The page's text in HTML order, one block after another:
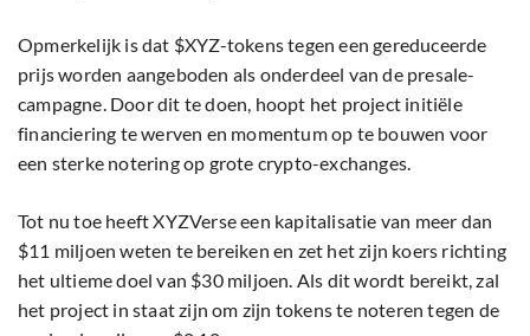
Opmerkelijk is dat $XYZ-tokens tegen een gereduceerde
prijs worden aangeboden als onderdeel van de presale-
campagne. Door dit te doen, hoopt het project initiële
financiering te werven en momentum op te bouwen voor
een sterke notering op grote crypto-exchanges.
Tot nu toe heeft XYZVerse een kapitalisatie van meer dan
$11 miljoen weten te bereiken en zet het zijn koers richting
het ultieme doel van $30 miljoen. Als dit wordt bereikt, zal
het project in staat zijn om zijn tokens te noteren tegen de